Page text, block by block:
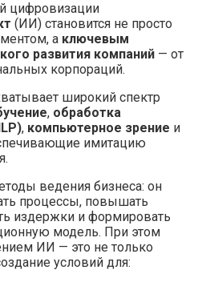
цифровизации
(ИИ) становится не просто
а ключевым
развития компаний — от
корпораций.
широкий спектр
, обработка
, компьютерное зрение и
имитацию
ведения бизнеса: он
процессы, повышать
издержки и формировать
модель. При этом
ИИ — это не только
условий для: